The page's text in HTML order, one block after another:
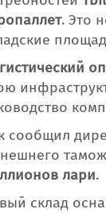
. Это
сообщил
лари.
склад